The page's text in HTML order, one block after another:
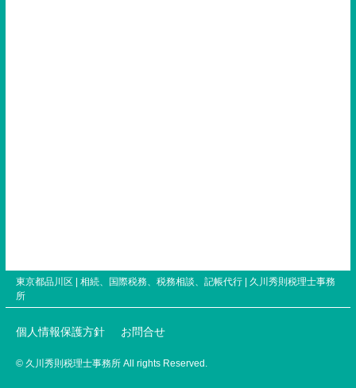
東京都品川区 | 相続、国際税務、税務相談、記帳代行 | 久川秀則税理士事務
所
個人情報保護方針 お問合せ
© 久川秀則税理士事務所 All rights Reserved.